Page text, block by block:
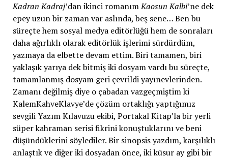
Kadran Kadraj’dan ikinci romanımKaosun Kalbi’ne dek
epey uzun bir zaman var aslında, beş sene… Ben bu
süreçte hem sosyal medya editörlüğü hem de sonraları
daha ağırlıklı olarak editörlük işlerimi sürdürdüm,
yazmaya da elbette devam ettim. Biri tamamen, biri
yaklaşık yarıya dek bitmiş iki dosyam vardı bu süreçte,
tamamlanmış dosyam geri çevrildi yayınevlerinden.
Zamanı değilmiş diye o çabadan vazgeçmiştim ki
KalemKahveKlavye’de çözüm ortaklığı yaptığımız
sevgili Yazım Kılavuzu ekibi, Portakal Kitap’la bir yerli
süper kahraman serisi fikrini konuştuklarını ve beni
düşündüklerini söylediler. Bir sinopsis yazdım, karşılıklı
anlaştık ve diğer iki dosyadan önce, iki küsur ay gibi bir